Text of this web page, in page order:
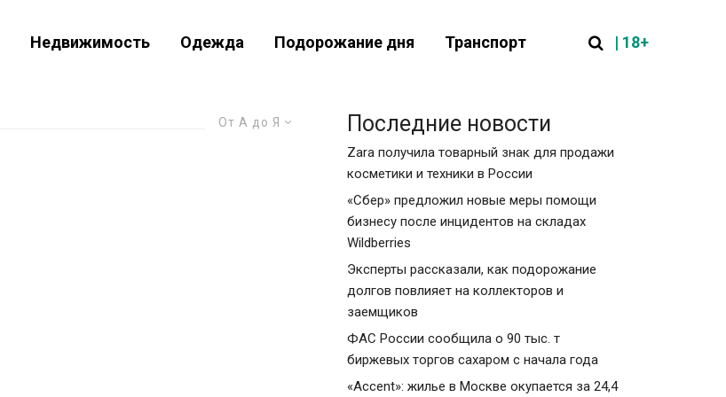
Недвижимость Одежда Подорожание дня Транспорт | 18+
От А до Я Последние новости
Zara получила товарный знак для продажи
косметики и техники в России
«Сбер» предложил новые меры помощи
бизнесу после инцидентов на складах
Wildberries
Эксперты рассказали, как подорожание
долгов повлияет на коллекторов и
заемщиков
ФАС России сообщила о 90 тыс. т
биржевых торгов сахаром с начала года
«Accent»: жилье в Москве окупается за 24,4